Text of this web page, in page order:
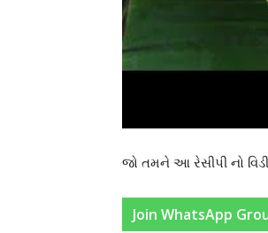
જો તમને આ રેસીપી નો
Join WhatsApp